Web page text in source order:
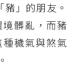
」的朋友。
髒亂，而豬
穢氣與煞氣